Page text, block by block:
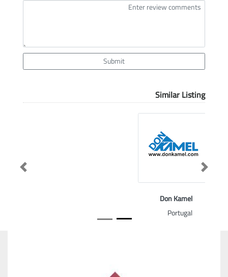
Submit
Similar Listing
Don Kamel
Portugal
Previous Next